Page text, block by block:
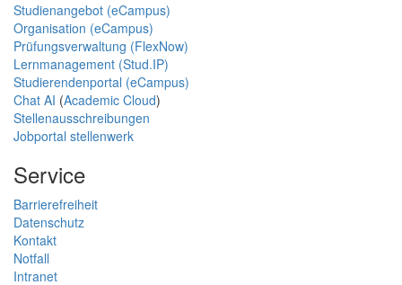
Studienangebot (eCampus)
Organisation (eCampus)
Prüfungsverwaltung (FlexNow)
Lernmanagement (Stud.IP)
Studierendenportal (eCampus)
Chat AI (Academic Cloud)
Stellenausschreibungen
Jobportal stellenwerk
Service
Barrierefreiheit
Datenschutz
Kontakt
Notfall
Intranet